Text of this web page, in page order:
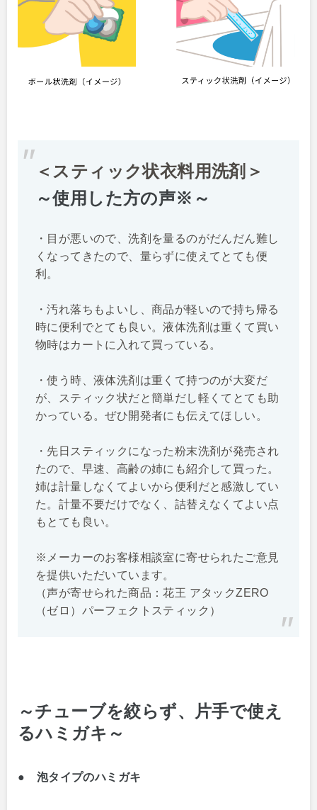
＜スティック状衣料用洗剤＞
～使用した方の声※～
・目が悪いので、洗剤を量るのがだんだん難し
くなってきたので、量らずに使えてとても便
利。
・汚れ落ちもよいし、商品が軽いので持ち帰る
時に便利でとても良い。液体洗剤は重くて買い
物時はカートに入れて買っている。
・使う時、液体洗剤は重くて持つのが大変だ
が、スティック状だと簡単だし軽くてとても助
かっている。ぜひ開発者にも伝えてほしい。
・先日スティックになった粉末洗剤が発売され
たので、早速、高齢の姉にも紹介して買った。
姉は計量しなくてよいから便利だと感激してい
た。計量不要だけでなく、詰替えなくてよい点
もとても良い。
※メーカーのお客様相談室に寄せられたご意見
を提供いただいています。
（声が寄せられた商品：花王 アタックZERO
（ゼロ）パーフェクトスティック）
～チューブを絞らず、片手で使え
るハミガキ～
● 泡タイプのハミガキ